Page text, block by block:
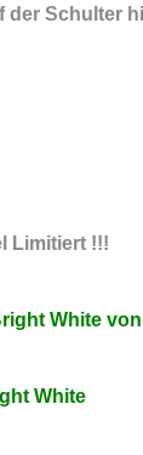
der Schulter
Limitiert !!!
White von
White